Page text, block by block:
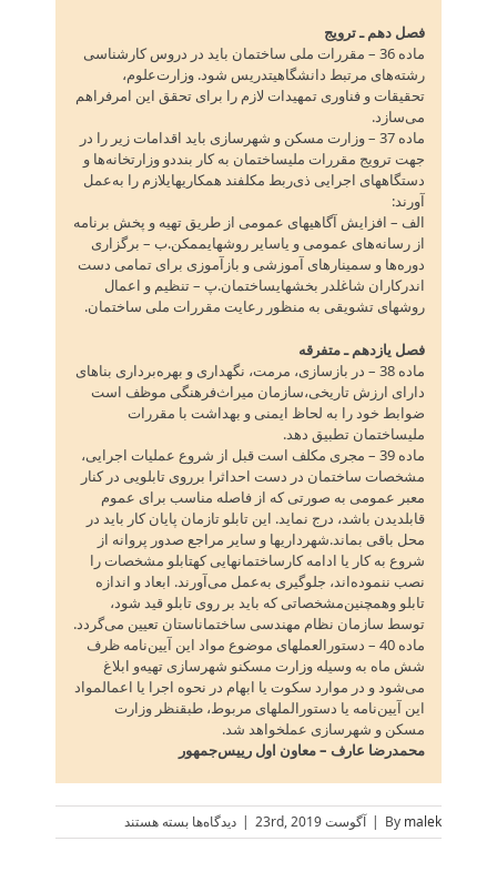
فصل دهم ـ ترویج
ماده 36 – مقررات ملی ساختمان باید در دروس کارشناسی
رشته‌های مرتبط دانشگاهیتدریس شود. وزارت‌علوم‌،
تحقیقات و فناوری تمهیدات لازم را برای تحقق این امرفراهم
می‌سازد.
ماده 37 – وزارت مسکن و شهرسازی باید اقدامات زیر را در
جهت ترویج مقررات ملیساختمان به کار بنددو وزارتخانه‌ها و
دستگاههای اجرایی ذی‌ربط مکلفند همکاریهایلازم را به‌عمل
آورند:
الف – افزایش آگاهیهای عمومی از طریق تهیه و پخش برنامه
از رسانه‌های عمومی و یاسایر روشهایممکن‌.ب – برگزاری
دوره‌ها و سمینارهای آموزشی و بازآموزی برای تمامی دست
اندرکاران شاغلدر بخشهایساختمان‌.پ – تنظیم و اعمال
روشهای تشویقی به منظور رعایت مقررات ملی ساختمان‌.
فصل یازدهم ـ متفرقه
ماده 38 – در بازسازی‌، مرمت‌، نگهداری و بهره‌برداری بناهای
دارای ارزش تاریخی‌،سازمان میراث‌فرهنگی موظف است
ضوابط خود را به لحاظ ایمنی و بهداشت با مقررات
ملیساختمان تطبیق دهد.
ماده 39 – مجری مکلف است قبل از شروع عملیات اجرایی‌،
مشخصات ساختمان در دست احداثرا برروی تابلویی در کنار
معبر عمومی به صورتی که از فاصله مناسب برای عموم
قابلدیدن باشد، درج نماید. این تابلو تازمان پایان کار باید در
محل باقی بماند.شهرداریها و سایر مراجع صدور پروانه از
شروع به کار یا ادامه کارساختمانهایی کهتابلو مشخصات را
نصب ننموده‌اند، جلوگیری به‌عمل می‌آورند. ابعاد و اندازه
تابلو وهمچنین‌مشخصاتی که باید بر روی تابلو قید شود،
توسط سازمان نظام مهندسی ساختماناستان تعیین می‌گردد.
ماده 40 – دستورالعملهای موضوع مواد این آیین‌نامه ظرف
شش ماه به وسیله وزارت مسکنو شهرسازی تهیه‌و ابلاغ
می‌شود و در موارد سکوت یا ابهام در نحوه اجرا یا اعمالمواد
این آیین‌نامه یا دستورالملهای مربوط‌، طبقنظر وزارت
مسکن و شهرسازی عملخواهد شد.
محمدرضا عارف – معاون اول رییس‌جمهور
By malek
| آگوست 23rd, 2019 | دیدگاه‌ها برای
آیین
بسته هستند